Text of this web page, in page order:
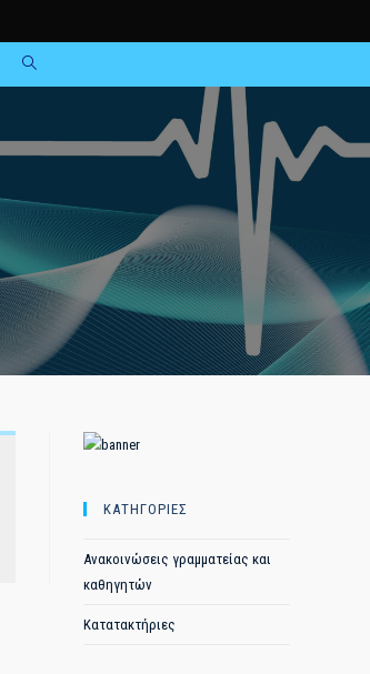
ΚΑΤΗΓΟΡΙΕΣ
Ανακοινώσεις γραμματείας και
καθηγητών
Κατατακτήριες